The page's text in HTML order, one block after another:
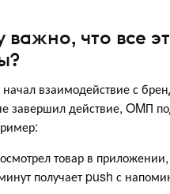
важно, что все
начал взаимодействие с
завершил действие, OMП
товар в
получает push с